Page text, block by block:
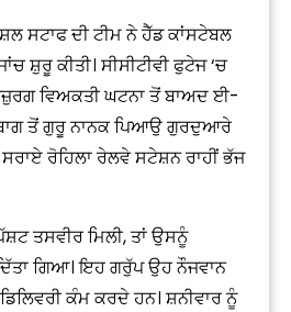
ਸਟਾਫ ਦੀ ਟੀਮ ਨੇ ਹੈੱਡ ਕਾਂਸਟੇਬਲ
ਸ਼ੁਰੂ ਕੀਤੀ। ਸੀਸੀਟੀਵੀ ਫੁਟੇਜ ‘ਚ
ਵਿਅਕਤੀ ਘਟਨਾ ਤੋਂ ਬਾਅਦ ਈ-
ਬਾਗ ਤੋਂ ਗੁਰੂ ਨਾਨਕ ਪਿਆਉ ਗੁਰਦੁਆਰੇ
ਰੋਹਿਲਾ ਰੇਲਵੇ ਸਟੇਸ਼ਨ ਰਾਹੀਂ ਭੱਜ
ਤਸਵੀਰ ਮਿਲੀ, ਤਾਂ ਉਸਨੂੰ
ਗਿਆ। ਇਹ ਗਰੁੱਪ ਉਹ ਨੌਜਵਾਨ
ਕੰਮ ਕਰਦੇ ਹਨ। ਸ਼ਨੀਵਾਰ ਨੂੰ